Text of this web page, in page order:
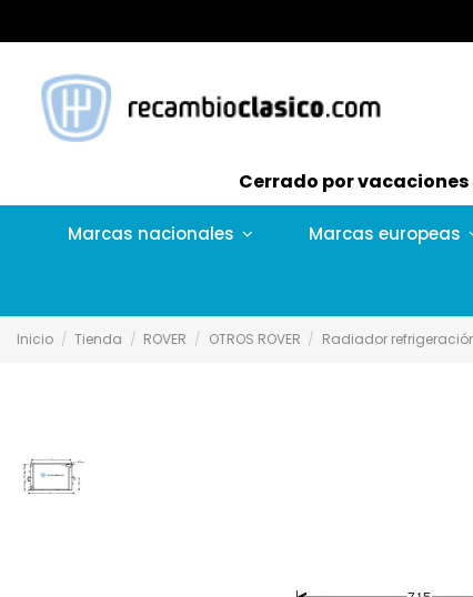
Cerrado por vacaciones
Marcas nacionales Marcas europeas
Inicio Tienda ROVER OTROS ROVER Radiador